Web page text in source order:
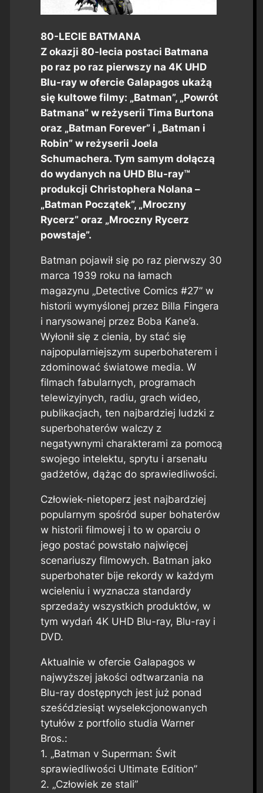
80-LECIE BATMANA
Z okazji 80-lecia postaci Batmana
po raz po raz pierwszy na 4K UHD
Blu-ray w ofercie Galapagos ukażą
się kultowe filmy: „Batman”, „Powrót
Batmana” w reżyserii Tima Burtona
oraz „Batman Forever” i „Batman i
Robin” w reżyserii Joela
Schumachera. Tym samym dołączą
do wydanych na UHD Blu-ray™
produkcji Christophera Nolana –
„Batman Początek”, „Mroczny
Rycerz” oraz „Mroczny Rycerz
powstaje”.
Batman pojawił się po raz pierwszy 30
marca 1939 roku na łamach
magazynu „Detective Comics #27” w
historii wymyślonej przez Billa Fingera
i narysowanej przez Boba Kane’a.
Wyłonił się z cienia, by stać się
najpopularniejszym superbohaterem i
zdominować światowe media. W
filmach fabularnych, programach
telewizyjnych, radiu, grach wideo,
publikacjach, ten najbardziej ludzki z
superbohaterów walczy z
negatywnymi charakterami za pomocą
swojego intelektu, sprytu i arsenału
gadżetów, dążąc do sprawiedliwości.
Człowiek-nietoperz jest najbardziej
popularnym spośród super bohaterów
w historii filmowej i to w oparciu o
jego postać powstało najwięcej
scenariuszy filmowych. Batman jako
superbohater bije rekordy w każdym
wcieleniu i wyznacza standardy
sprzedaży wszystkich produktów, w
tym wydań 4K UHD Blu-ray, Blu-ray i
DVD.
Aktualnie w ofercie Galapagos w
najwyższej jakości odtwarzania na
Blu-ray dostępnych jest już ponad
sześćdziesiąt wyselekcjonowanych
tytułów z portfolio studia Warner
Bros.:
1. „Batman v Superman: Świt
sprawiedliwości Ultimate Edition”
2. „Człowiek ze stali”